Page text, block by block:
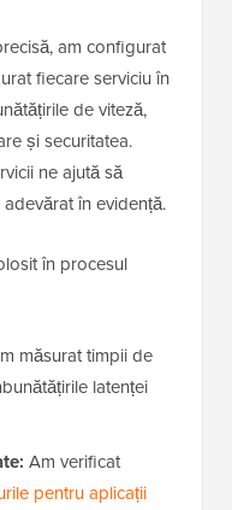
am configurat
fiecare serviciu în
de viteză,
și securitatea.
ne ajută să
în evidență.
în procesul
măsurat timpii de
latenței
Am verificat
pentru aplicații